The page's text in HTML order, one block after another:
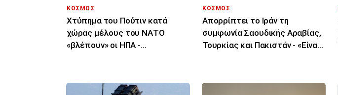
ΚΟΣΜΟΣ
Χτύπημα του Πούτιν κατά
χώρας μέλους του ΝΑΤΟ
«βλέπουν» οι ΗΠΑ -
ΚΟΣΜΟΣ
Απορρίπτει το Ιράν τη
συμφωνία Σαουδικής Αραβίας,
Τουρκίας και Πακιστάν - «Είναι